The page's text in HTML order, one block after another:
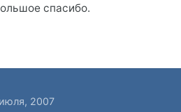
спасибо.
2007